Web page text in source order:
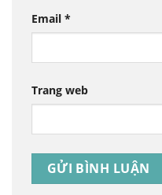
Email *
Trang web